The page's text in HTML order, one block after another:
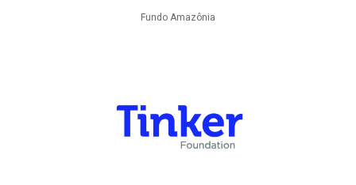
Fundo Amazônia